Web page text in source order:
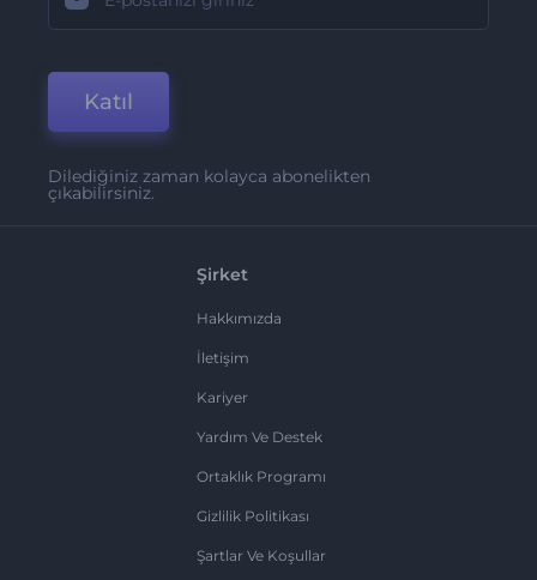
Katıl
Dilediğiniz zaman kolayca abonelikten
çıkabilirsiniz.
Şirket
Hakkımızda
İletişim
Kariyer
Yardım Ve Destek
Ortaklık Programı
Gizlilik Politikası
Şartlar Ve Koşullar